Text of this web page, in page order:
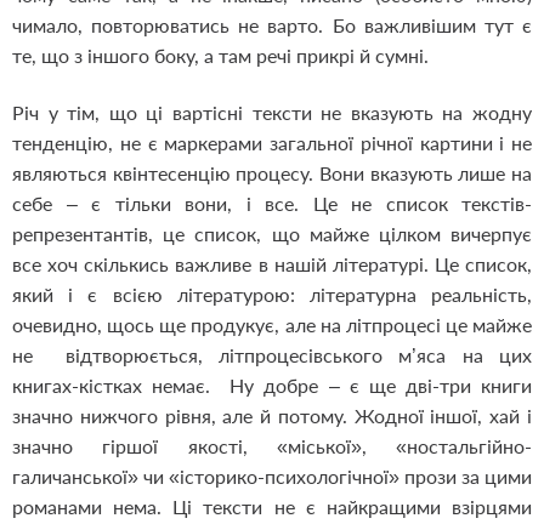
чимало, повторюватись не варто. Бо важливішим тут є
те, що з іншого боку, а там речі прикрі й сумні.
Річ у тім, що ці вартісні тексти не вказують на жодну
тенденцію, не є маркерами загальної річної картини і не
являються квінтесенцію процесу. Вони вказують лише на
себе – є тільки вони, і все. Це не список текстів-
репрезентантів, це список, що майже цілком вичерпує
все хоч скількись важливе в нашій літературі. Це список,
який і є всією літературою: літературна реальність,
очевидно, щось ще продукує, але на літпроцесі це майже
не відтворюється, літпроцесівського м’яса на цих
книгах-кістках немає. Ну добре – є ще дві-три книги
значно нижчого рівня, але й потому. Жодної іншої, хай і
значно гіршої якості, «міської», «ностальгійно-
галичанської» чи «історико-психологічної» прози за цими
романами нема. Ці тексти не є найкращими взірцями